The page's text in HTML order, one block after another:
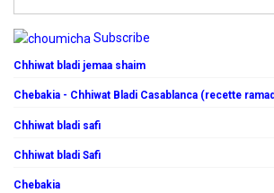
Subscribe
Chhiwat bladi jemaa shaim
Chebakia - Chhiwat Bladi Casablanca (recette
Chhiwat bladi safi
Chhiwat bladi Safi
Chebakia